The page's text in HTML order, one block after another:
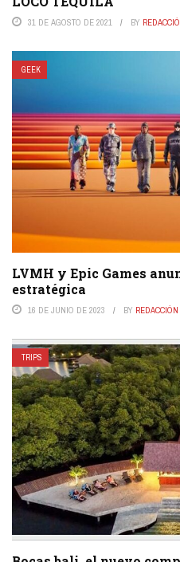
31 DE AGOSTO DE 2021 BY
GEEK
LVMH y Epic Games
estratégica
16 DE JUNIO DE 2023 BY
TRIPS